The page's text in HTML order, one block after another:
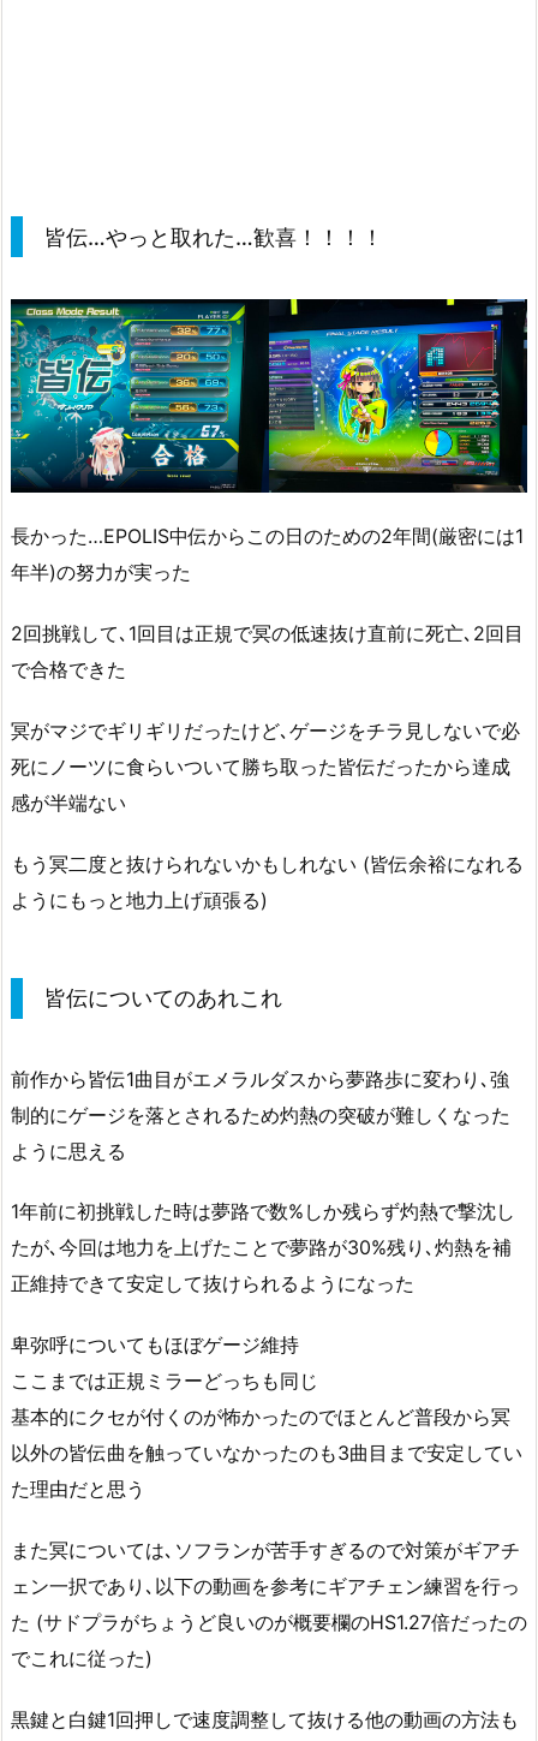
皆伝…やっと取れた…歓喜！！！！
長かった…EPOLIS中伝からこの日のための2年間(厳密には1
年半)の努力が実った
2回挑戦して､1回目は正規で冥の低速抜け直前に死亡､2回目
で合格できた
冥がマジでギリギリだったけど､ゲージをチラ見しないで必
死にノーツに食らいついて勝ち取った皆伝だったから達成
感が半端ない
もう冥二度と抜けられないかもしれない (皆伝余裕になれる
ようにもっと地力上げ頑張る)
皆伝についてのあれこれ
前作から皆伝1曲目がエメラルダスから夢路歩に変わり､強
制的にゲージを落とされるため灼熱の突破が難しくなった
ように思える
1年前に初挑戦した時は夢路で数%しか残らず灼熱で撃沈し
たが､今回は地力を上げたことで夢路が30%残り､灼熱を補
正維持できて安定して抜けられるようになった
卑弥呼についてもほぼゲージ維持
ここまでは正規ミラーどっちも同じ
基本的にクセが付くのが怖かったのでほとんど普段から冥
以外の皆伝曲を触っていなかったのも3曲目まで安定してい
た理由だと思う
また冥については､ソフランが苦手すぎるので対策がギアチ
ェン一択であり､以下の動画を参考にギアチェン練習を行っ
た (サドプラがちょうど良いのが概要欄のHS1.27倍だったの
でこれに従った)
黒鍵と白鍵1回押しで速度調整して抜ける他の動画の方法も